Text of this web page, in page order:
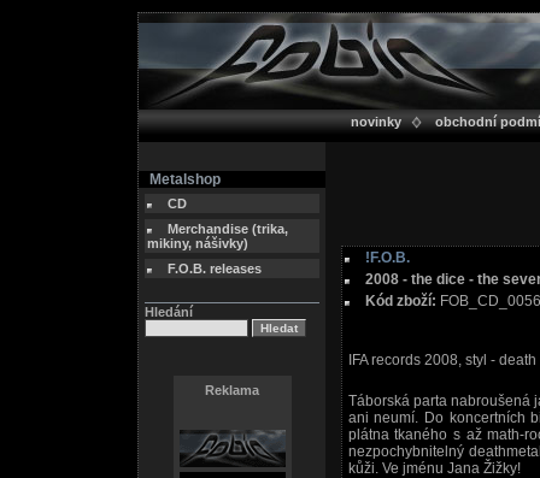
novinky obchodní
Metalshop
CD
Merchandise (trika,
mikiny, nášivky)
F.O.B. releases
Hledání
Reklama
!F.O.B.
2008 - the dice - the
Kód zboží:
IFA records 2008, styl -
Táborská parta nabroušená
ani neumí. Do koncertních
plátna tkaného s až math-
nezpochybnitelný
kůži. Ve jménu Jana Žižky!